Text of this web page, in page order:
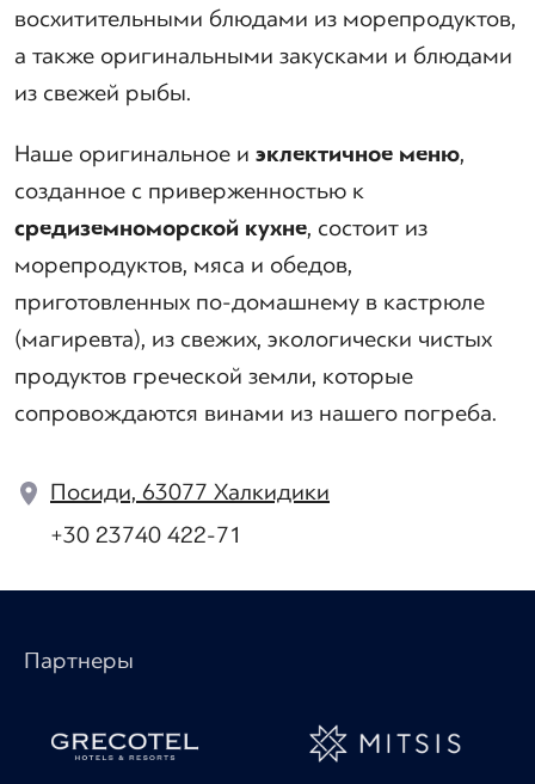
восхитительными блюдами из морепродуктов,
а также оригинальными закусками и блюдами
из свежей рыбы.
Наше оригинальное и эклектичное меню,
созданное с приверженностью к
средиземноморской кухне, состоит из
морепродуктов, мяса и обедов,
приготовленных по-домашнему в кастрюле
(магиревта), из свежих, экологически чистых
продуктов греческой земли, которые
сопровождаются винами из нашего погреба.
Посиди, 63077 Халкидики
+30 23740 422-71
Партнеры